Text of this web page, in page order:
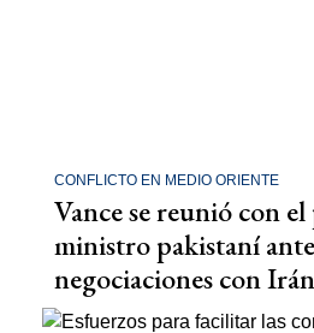
CONFLICTO EN MEDIO ORIENTE
Vance se reunió con
ministro pakistaní
negociaciones con Irán